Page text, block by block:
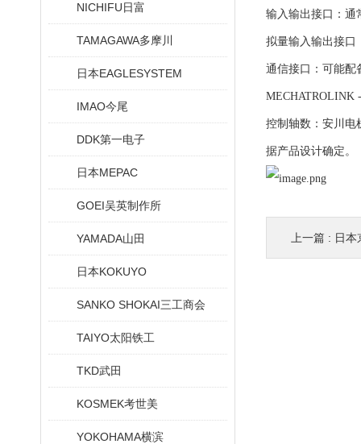
NICHIFU日富
TAMAGAWA多摩川
日本EAGLESYSTEM
IMAO今尾
DDK第一电子
日本MEPAC
GOEI吴英制作所
YAMADA山田
日本KOKUYO
SANKO SHOKAI三工商会
TAIYO太阳铁工
TKD武田
KOSMEK考世美
YOKOHAMA横滨
输入输出接口：通
拟量输入输出接口
通信接口：可能配
MECHATROLINK
控制轴数：安川电
据产品设计确定。
上一篇 : 日本